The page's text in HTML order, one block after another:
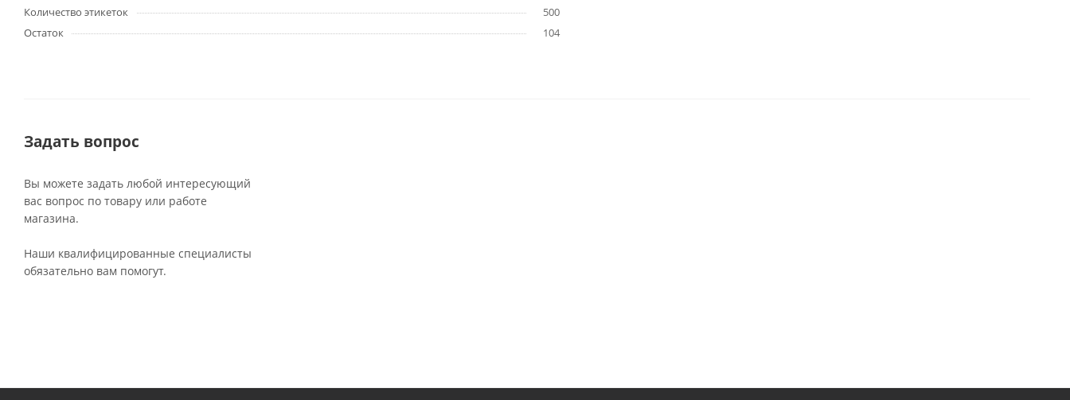
Количество этикеток
500
Остаток
104
Задать вопрос
Вы можете задать любой интересующий
вас вопрос по товару или работе
магазина.
Наши квалифицированные специалисты
обязательно вам помогут.